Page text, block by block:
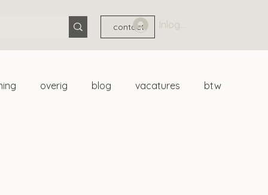
contact Inloggen
overig blog vacatures btw